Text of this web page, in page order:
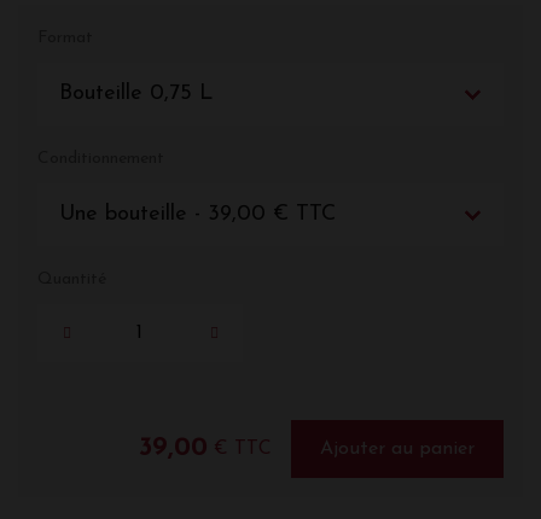
Bouteille 0,75 L
Une bouteille - 39,00 € TTC
39,00 € TTC Ajouter au panier